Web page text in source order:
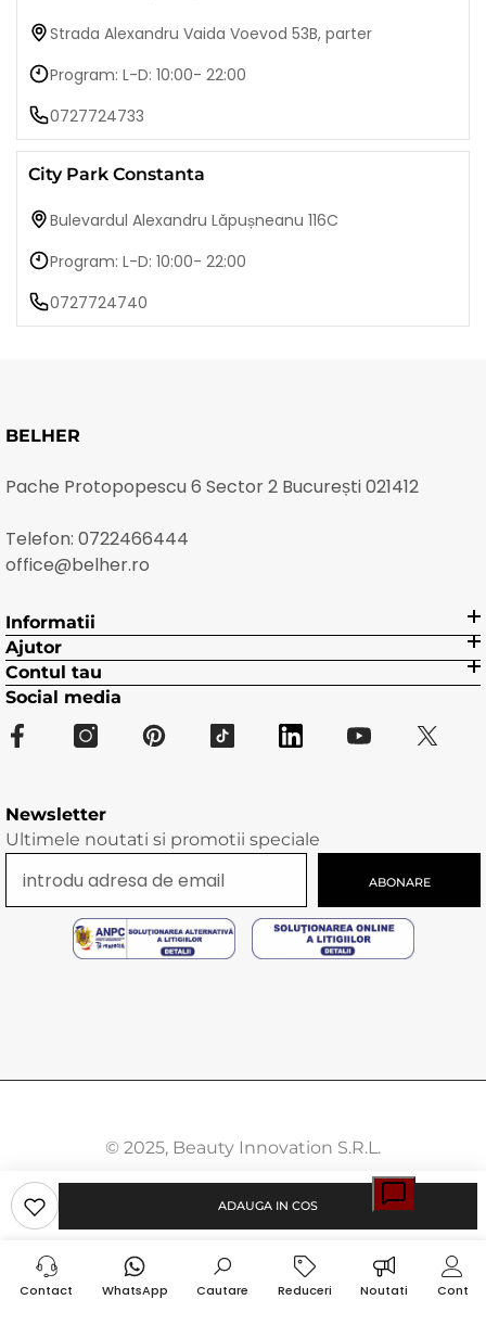
ADAUGA IN COS
Strada Alexandru Vaida Voevod 53B, parter
Program: L-D: 10:00- 22:00
0727724733
City Park Constanta
Bulevardul Alexandru Lăpușneanu 116C
Program: L-D: 10:00- 22:00
0727724740
BELHER
Pache Protopopescu 6 Sector 2 București 021412
Telefon: 0722466444
office@belher.ro
Informatii
Ajutor
Contul tau
Social media
Newsletter
Ultimele noutati si promotii speciale
ABONARE
© 2025, Beauty Innovation S.R.L.
Contact WhatsApp Cautare Reduceri Noutati Cont